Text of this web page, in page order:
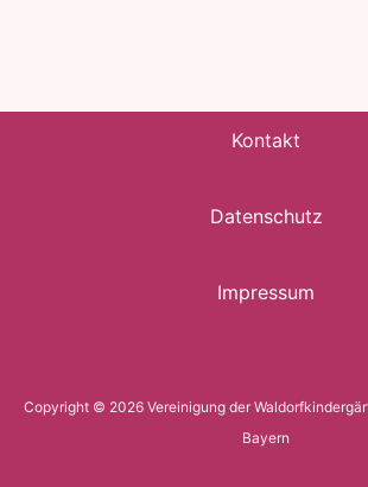
Kontakt
Datenschutz
Impressum
Copyright © 2026 Vereinigung der
Bayern